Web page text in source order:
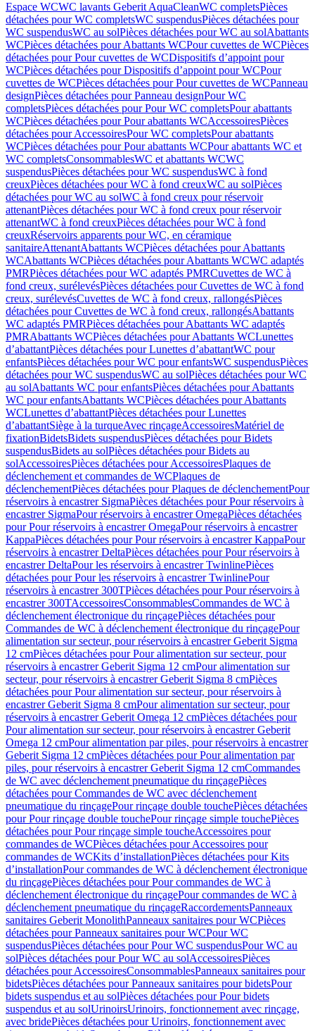
Espace WCWC lavants Geberit AquaCleanWC completsPièces
détachées pour WC completsWC suspendusPièces détachées pour
WC suspendusWC au solPièces détachées pour WC au solAbattants
WCPièces détachées pour Abattants WCPour cuvettes de WCPièces
détachées pour Pour cuvettes de WCDispositifs d’appoint pour
WCPièces détachées pour Dispositifs d’appoint pour WCPour
cuvettes de WCPièces détachées pour Pour cuvettes de WCPanneau
designPièces détachées pour Panneau designPour WC
completsPièces détachées pour Pour WC completsPour abattants
WCPièces détachées pour Pour abattants WCAccessoiresPièces
détachées pour AccessoiresPour WC completsPour abattants
WCPièces détachées pour Pour abattants WCPour abattants WC et
WC completsConsommablesWC et abattants WCWC
suspendusPièces détachées pour WC suspendusWC à fond
creuxPièces détachées pour WC à fond creuxWC au solPièces
détachées pour WC au solWC à fond creux pour réservoir
attenantPièces détachées pour WC à fond creux pour réservoir
attenantWC à fond creuxPièces détachées pour WC à fond
creuxRéservoirs apparents pour WC, en céramique
sanitaireAttenantAbattants WCPièces détachées pour Abattants
WCAbattants WCPièces détachées pour Abattants WCWC adaptés
PMRPièces détachées pour WC adaptés PMRCuvettes de WC à
fond creux, surélevésPièces détachées pour Cuvettes de WC à fond
creux, surélevésCuvettes de WC à fond creux, rallongésPièces
détachées pour Cuvettes de WC à fond creux, rallongésAbattants
WC adaptés PMRPièces détachées pour Abattants WC adaptés
PMRAbattants WCPièces détachées pour Abattants WCLunettes
d’abattantPièces détachées pour Lunettes d’abattantWC pour
enfantsPièces détachées pour WC pour enfantsWC suspendusPièces
détachées pour WC suspendusWC au solPièces détachées pour WC
au solAbattants WC pour enfantsPièces détachées pour Abattants
WC pour enfantsAbattants WCPièces détachées pour Abattants
WCLunettes d’abattantPièces détachées pour Lunettes
d’abattantSiège à la turqueAvec rinçageAccessoiresMatériel de
fixationBidetsBidets suspendusPièces détachées pour Bidets
suspendusBidets au solPièces détachées pour Bidets au
solAccessoiresPièces détachées pour AccessoiresPlaques de
déclenchement et commandes de WCPlaques de
déclenchementPièces détachées pour Plaques de déclenchementPour
réservoirs à encastrer SigmaPièces détachées pour Pour réservoirs à
encastrer SigmaPour réservoirs à encastrer OmegaPièces détachées
pour Pour réservoirs à encastrer OmegaPour réservoirs à encastrer
KappaPièces détachées pour Pour réservoirs à encastrer KappaPour
réservoirs à encastrer DeltaPièces détachées pour Pour réservoirs à
encastrer DeltaPour les réservoirs à encastrer TwinlinePièces
détachées pour Pour les réservoirs à encastrer TwinlinePour
réservoirs à encastrer 300TPièces détachées pour Pour réservoirs à
encastrer 300TAccessoiresConsommablesCommandes de WC à
déclenchement électronique du rinçagePièces détachées pour
Commandes de WC à déclenchement électronique du rinçagePour
alimentation sur secteur, pour réservoirs à encastrer Geberit Sigma
12 cmPièces détachées pour Pour alimentation sur secteur, pour
réservoirs à encastrer Geberit Sigma 12 cmPour alimentation sur
secteur, pour réservoirs à encastrer Geberit Sigma 8 cmPièces
détachées pour Pour alimentation sur secteur, pour réservoirs à
encastrer Geberit Sigma 8 cmPour alimentation sur secteur, pour
réservoirs à encastrer Geberit Omega 12 cmPièces détachées pour
Pour alimentation sur secteur, pour réservoirs à encastrer Geberit
Omega 12 cmPour alimentation par piles, pour réservoirs à encastrer
Geberit Sigma 12 cmPièces détachées pour Pour alimentation par
piles, pour réservoirs à encastrer Geberit Sigma 12 cmCommandes
de WC avec déclenchement pneumatique du rinçagePièces
détachées pour Commandes de WC avec déclenchement
pneumatique du rinçagePour rinçage double touchePièces détachées
pour Pour rinçage double touchePour rinçage simple touchePièces
détachées pour Pour rinçage simple toucheAccessoires pour
commandes de WCPièces détachées pour Accessoires pour
commandes de WCKits d’installationPièces détachées pour Kits
d’installationPour commandes de WC à déclenchement électronique
du rinçagePièces détachées pour Pour commandes de WC à
déclenchement électronique du rinçagePour commandes de WC à
déclenchement pneumatique du rinçageRaccordementsPanneaux
sanitaires Geberit MonolithPanneaux sanitaires pour WCPièces
détachées pour Panneaux sanitaires pour WCPour WC
suspendusPièces détachées pour Pour WC suspendusPour WC au
solPièces détachées pour Pour WC au solAccessoiresPièces
détachées pour AccessoiresConsommablesPanneaux sanitaires pour
bidetsPièces détachées pour Panneaux sanitaires pour bidetsPour
bidets suspendus et au solPièces détachées pour Pour bidets
suspendus et au solUrinoirsUrinoirs, fonctionnement avec rinçage,
avec bridePièces détachées pour Urinoirs, fonctionnement avec